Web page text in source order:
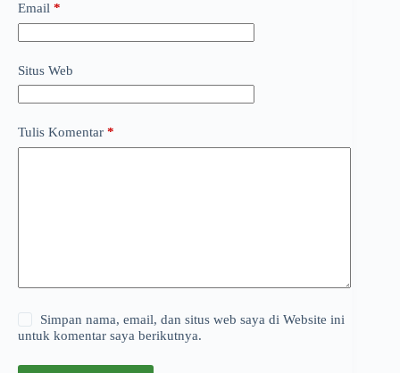
Email *
Situs Web
Tulis Komentar *
Simpan nama, email, dan situs web saya di Website ini
untuk komentar saya berikutnya.